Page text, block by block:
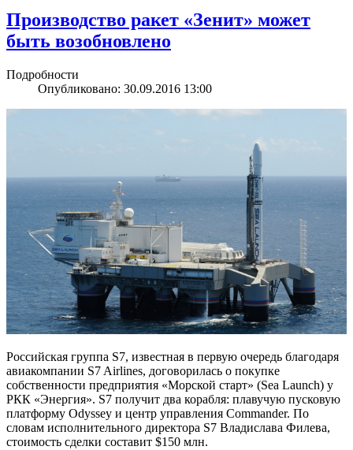
Производство ракет «Зенит» может
быть возобновлено
Подробности
Опубликовано: 30.09.2016 13:00
Российская группа S7, известная в первую очередь благодаря
авиакомпании S7 Airlines, договорилась о покупке
собственности предприятия «Морской старт» (Sea Launch) у
РКК «Энергия». S7 получит два корабля: плавучую пусковую
платформу Odyssey и центр управления Commander. По
словам исполнительного директора S7 Владислава Филева,
стоимость сделки составит $150 млн.